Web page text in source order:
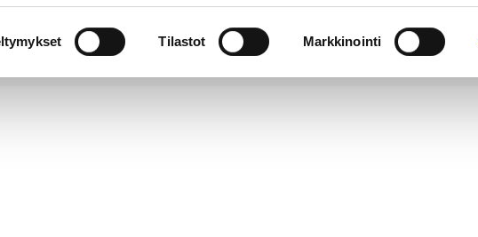
Tilastot Markkinointi